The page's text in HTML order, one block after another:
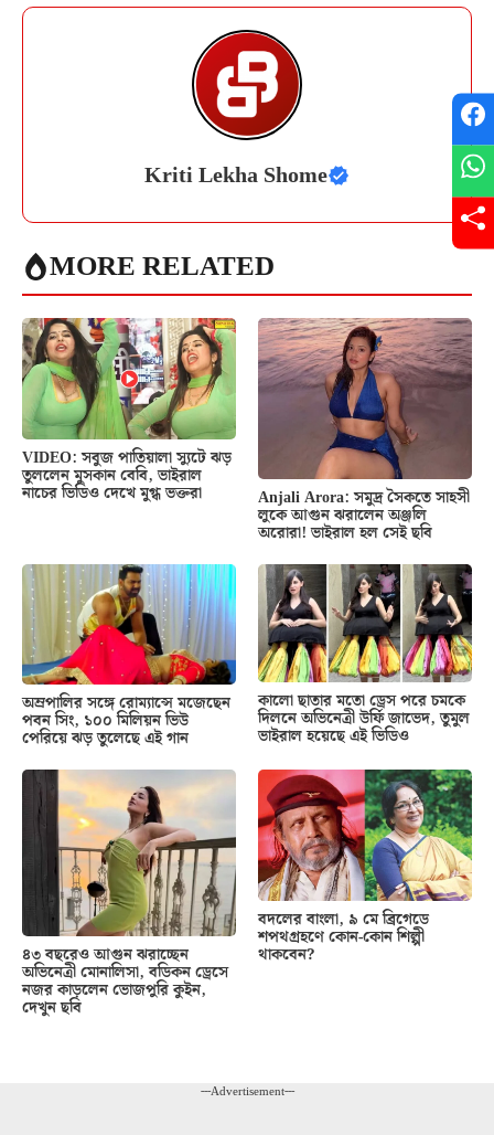
Kriti Lekha Shome
MORE RELATED
VIDEO: সবুজ পাতিয়ালা স্যুটে ঝড়
তুললেন মুসকান বেবি, ভাইরাল
নাচের ভিডিও দেখে মুগ্ধ ভক্তরা Anjali Arora: সমুদ্র সৈকতে সাহসী
লুকে আগুন ঝরালেন অঞ্জলি
অরোরা! ভাইরাল হল সেই ছবি
অম্রপালির সঙ্গে রোম্যান্সে মজেছেন
পবন সিং, ১০০ মিলিয়ন ভিউ
পেরিয়ে ঝড় তুলেছে এই গান
কালো ছাতার মতো ড্রেস পরে চমকে
দিলনে অভিনেত্রী উর্ফি জাভেদ, তুমুল
ভাইরাল হয়েছে এই ভিডিও
৪৩ বছরেও আগুন ঝরাচ্ছেন
অভিনেত্রী মোনালিসা, বডিকন ড্রেসে
নজর কাড়লেন ভোজপুরি কুইন,
দেখুন ছবি
বদলের বাংলা, ৯ মে ব্রিগেডে
শপথগ্রহণে কোন-কোন শিল্পী
থাকবেন?
---Advertisement---